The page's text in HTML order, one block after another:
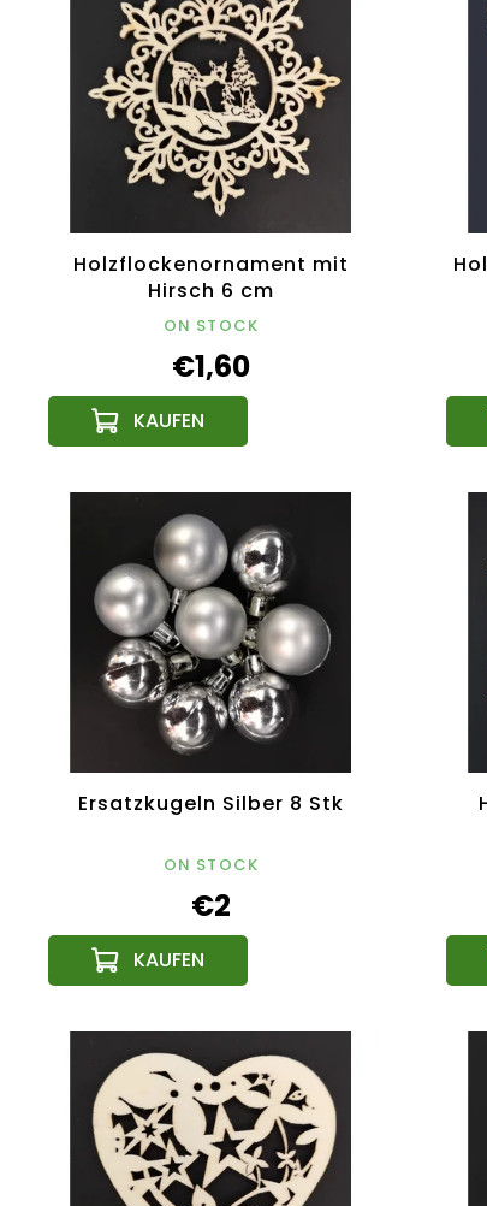
Holzflockenornament mit
Hirsch 6 cm
ON STOCK
€1,60
Ersatzkugeln Silber 8 Stk
ON STOCK
€2